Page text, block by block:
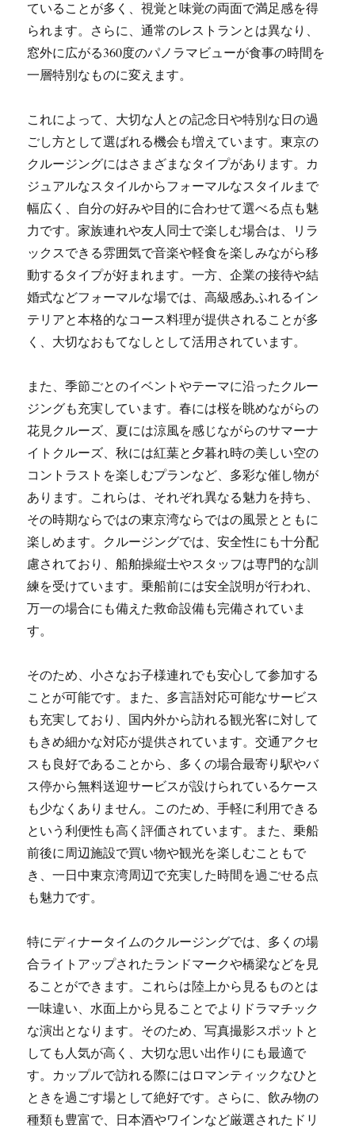
ていることが多く、視覚と味覚の両面で満足感を得
られます。さらに、通常のレストランとは異なり、
窓外に広がる360度のパノラマビューが食事の時間を
一層特別なものに変えます。
これによって、大切な人との記念日や特別な日の過
ごし方として選ばれる機会も増えています。東京の
クルージングにはさまざまなタイプがあります。カ
ジュアルなスタイルからフォーマルなスタイルまで
幅広く、自分の好みや目的に合わせて選べる点も魅
力です。家族連れや友人同士で楽しむ場合は、リラ
ックスできる雰囲気で音楽や軽食を楽しみながら移
動するタイプが好まれます。一方、企業の接待や結
婚式などフォーマルな場では、高級感あふれるイン
テリアと本格的なコース料理が提供されることが多
く、大切なおもてなしとして活用されています。
また、季節ごとのイベントやテーマに沿ったクルー
ジングも充実しています。春には桜を眺めながらの
花見クルーズ、夏には涼風を感じながらのサマーナ
イトクルーズ、秋には紅葉と夕暮れ時の美しい空の
コントラストを楽しむプランなど、多彩な催し物が
あります。これらは、それぞれ異なる魅力を持ち、
その時期ならではの東京湾ならではの風景とともに
楽しめます。クルージングでは、安全性にも十分配
慮されており、船舶操縦士やスタッフは専門的な訓
練を受けています。乗船前には安全説明が行われ、
万一の場合にも備えた救命設備も完備されていま
す。
そのため、小さなお子様連れでも安心して参加する
ことが可能です。また、多言語対応可能なサービス
も充実しており、国内外から訪れる観光客に対して
もきめ細かな対応が提供されています。交通アクセ
スも良好であることから、多くの場合最寄り駅やバ
ス停から無料送迎サービスが設けられているケース
も少なくありません。このため、手軽に利用できる
という利便性も高く評価されています。また、乗船
前後に周辺施設で買い物や観光を楽しむこともで
き、一日中東京湾周辺で充実した時間を過ごせる点
も魅力です。
特にディナータイムのクルージングでは、多くの場
合ライトアップされたランドマークや橋梁などを見
ることができます。これらは陸上から見るものとは
一味違い、水面上から見ることでよりドラマチック
な演出となります。そのため、写真撮影スポットと
しても人気が高く、大切な思い出作りにも最適で
す。カップルで訪れる際にはロマンティックなひと
ときを過ごす場として絶好です。さらに、飲み物の
種類も豊富で、日本酒やワインなど厳選されたドリ